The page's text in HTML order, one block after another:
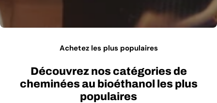
Achetez les plus populaires
Découvrez nos catégories de
cheminées au bioéthanol les plus
populaires